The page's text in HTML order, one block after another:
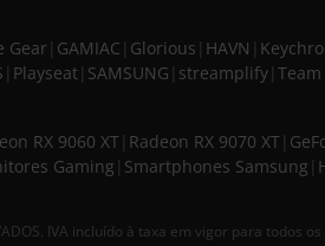
Gear GAMIAC Glorious HAVN
Playseat SAMSUNG streamplify
RX 9060 XT Radeon RX 9070 XT
Gaming Smartphones Samsung
IVA incluído à taxa em vigor para